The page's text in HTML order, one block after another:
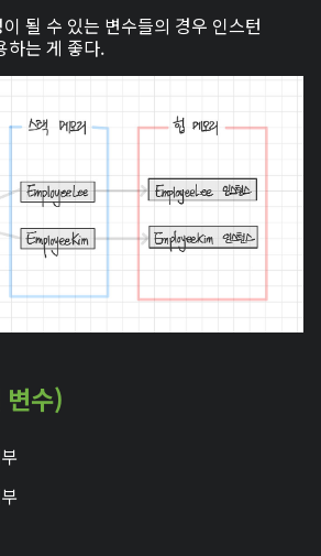
될 수 있는 변수들의 경우 인스턴
하는 게 좋다.
수)